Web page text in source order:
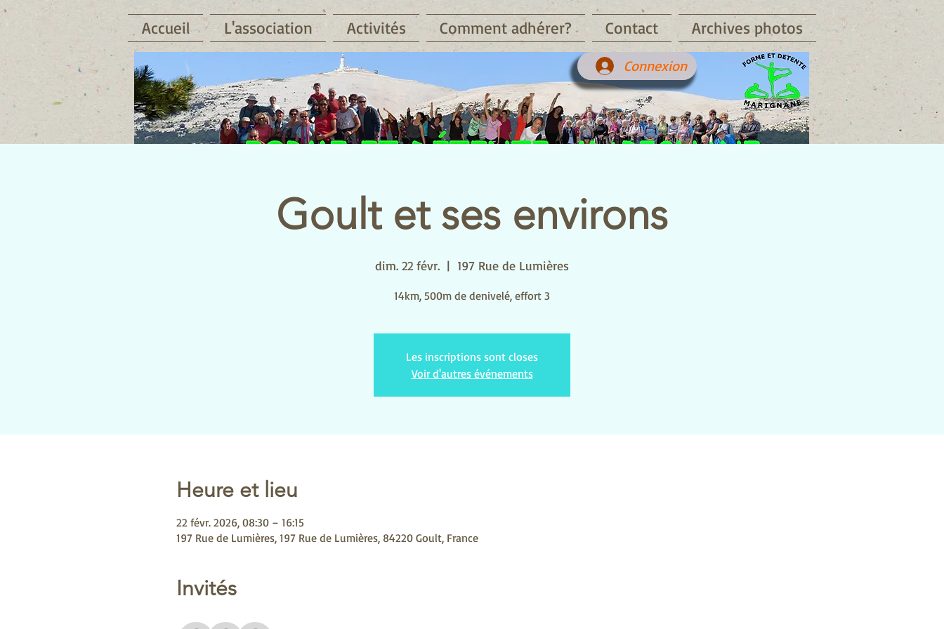
Accueil L'association Activités Comment adhérer? Contact Archives photos
Connexion
Goult et ses environs
dim. 22 févr.
  |
197 Rue de Lumières
14km, 500m de denivelé, effort 3
Les inscriptions sont closes
Voir d'autres événements
Heure et lieu
22 févr. 2026, 08:30 – 16:15
197 Rue de Lumières, 197 Rue de Lumières, 84220 Goult, France
Invités